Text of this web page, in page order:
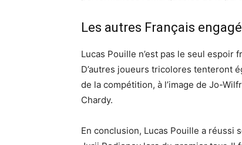
Les autres Français
Lucas Pouille n’est pas le seul
D’autres joueurs tricolores tenteront
de la compétition, à l’image de Jo-
Chardy.
En conclusion, Lucas Pouille a réussi